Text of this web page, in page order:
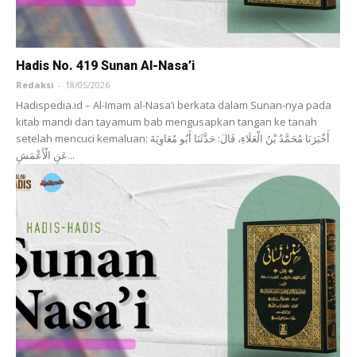
Hadis No. 419 Sunan Al-Nasa’i
Redaksi - 18/05/2026
Hadispedia.id – Al-Imam al-Nasa’i berkata dalam Sunan-nya pada
kitab mandi dan tayamum bab mengusapkan tangan ke tanah
setelah mencuci kemaluan: أَخْبَرَنَا ‌مُحَمَّدُ بْنُ الْعَلَاءِ، قَالَ: حَدَّثَنَا ‌أَبُو مُعَاوِيَةَ
عَنِ ‌الْأَعْمَشِ...